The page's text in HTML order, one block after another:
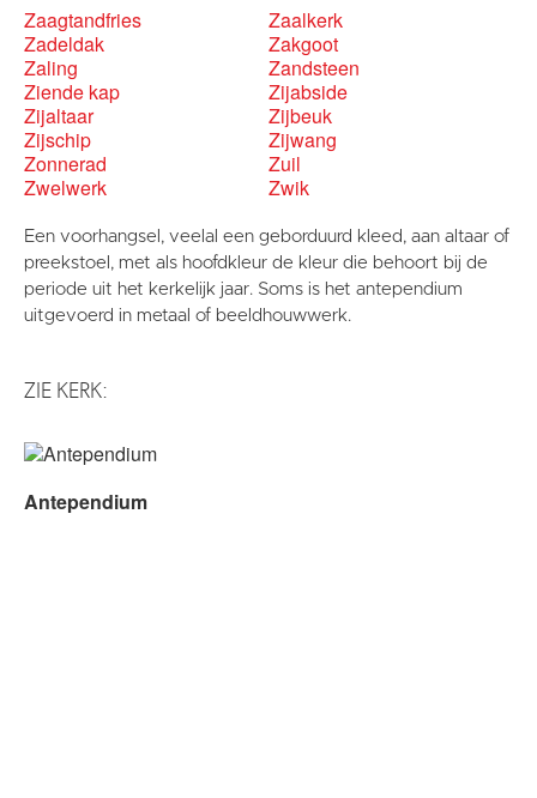
Zaagtandfries
Zaalkerk
Zadeldak
Zakgoot
Zaling
Zandsteen
Ziende kap
Zijabside
Zijaltaar
Zijbeuk
Zijschip
Zijwang
Zonnerad
Zuil
Zwelwerk
Zwik
Een voorhangsel, veelal een geborduurd kleed, aan altaar of
preekstoel, met als hoofdkleur de kleur die behoort bij de
periode uit het kerkelijk jaar. Soms is het antependium
uitgevoerd in metaal of beeldhouwwerk.
ZIE KERK:
Antependium